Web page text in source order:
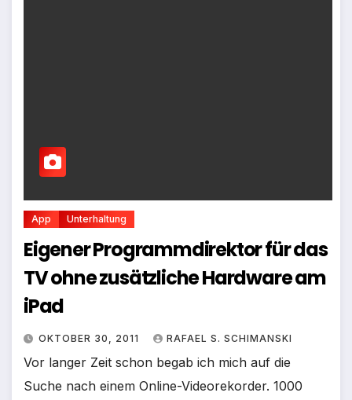
App Unterhaltung
Eigener Programmdirektor für das
TV ohne zusätzliche Hardware am
iPad
OKTOBER 30, 2011 RAFAEL S. SCHIMANSKI
Vor langer Zeit schon begab ich mich auf die
Suche nach einem Online-Videorekorder. 1000